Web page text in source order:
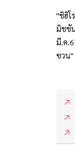
"ชิฮิโ
มิชชั
มี.ค
ซวน"